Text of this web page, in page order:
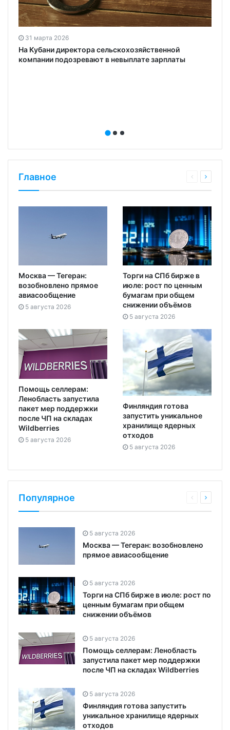
31 марта 2026
На Кубани директора сельскохозяйственной
компании подозревают в невыплате зарплаты
Главное
Москва — Тегеран:
возобновлено прямое
авиасообщение
5 августа 2026
Торги на СПб бирже в
июле: рост по ценным
бумагам при общем
снижении объёмов
5 августа 2026
Помощь селлерам:
Ленобласть запустила
пакет мер поддержки
после ЧП на складах
Wildberries
5 августа 2026
Финляндия готова
запустить уникальное
хранилище ядерных
отходов
5 августа 2026
Популярное
5 августа 2026
Москва — Тегеран: возобновлено
прямое авиасообщение
5 августа 2026
Торги на СПб бирже в июле: рост по
ценным бумагам при общем
снижении объёмов
5 августа 2026
Помощь селлерам: Ленобласть
запустила пакет мер поддержки
после ЧП на складах Wildberries
5 августа 2026
Финляндия готова запустить
уникальное хранилище ядерных
отходов